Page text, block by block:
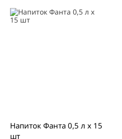
Напиток Фанта 0,5 л х 15
шт